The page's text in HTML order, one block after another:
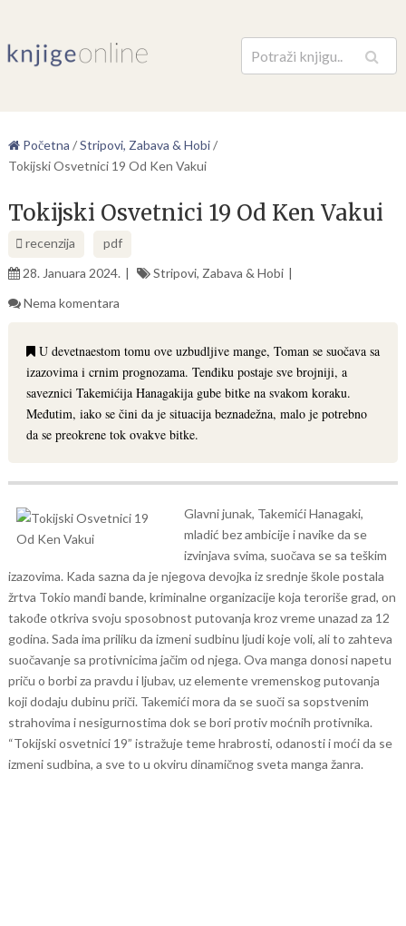
Pretraga
Početna /Stripovi, Zabava & Hobi/
Tokijski Osvetnici 19 Od Ken Vakui
Tokijski Osvetnici 19 Od Ken Vakui
recenzija
pdf
28. Januara 2024.
Stripovi, Zabava & Hobi
Nema komentara
U devetnaestom tomu ove uzbudljive mange, Toman se suočava sa
izazovima i crnim prognozama. Tenđiku postaje sve brojniji, a
saveznici Takemićija Hanagakija gube bitke na svakom koraku.
Međutim, iako se čini da je situacija beznadežna, malo je potrebno
da se preokrene tok ovakve bitke.
Glavni junak, Takemići Hanagaki,
mladić bez ambicije i navike da se
izvinjava svima, suočava se sa teškim
izazovima. Kada sazna da je njegova devojka iz srednje škole postala
žrtva Tokio manđi bande, kriminalne organizacije koja teroriše grad, on
takođe otkriva svoju sposobnost putovanja kroz vreme unazad za 12
godina. Sada ima priliku da izmeni sudbinu ljudi koje voli, ali to zahteva
suočavanje sa protivnicima jačim od njega. Ova manga donosi napetu
priču o borbi za pravdu i ljubav, uz elemente vremenskog putovanja
koji dodaju dubinu priči. Takemići mora da se suoči sa sopstvenim
strahovima i nesigurnostima dok se bori protiv moćnih protivnika.
“Tokijski osvetnici 19” istražuje teme hrabrosti, odanosti i moći da se
izmeni sudbina, a sve to u okviru dinamičnog sveta manga žanra.